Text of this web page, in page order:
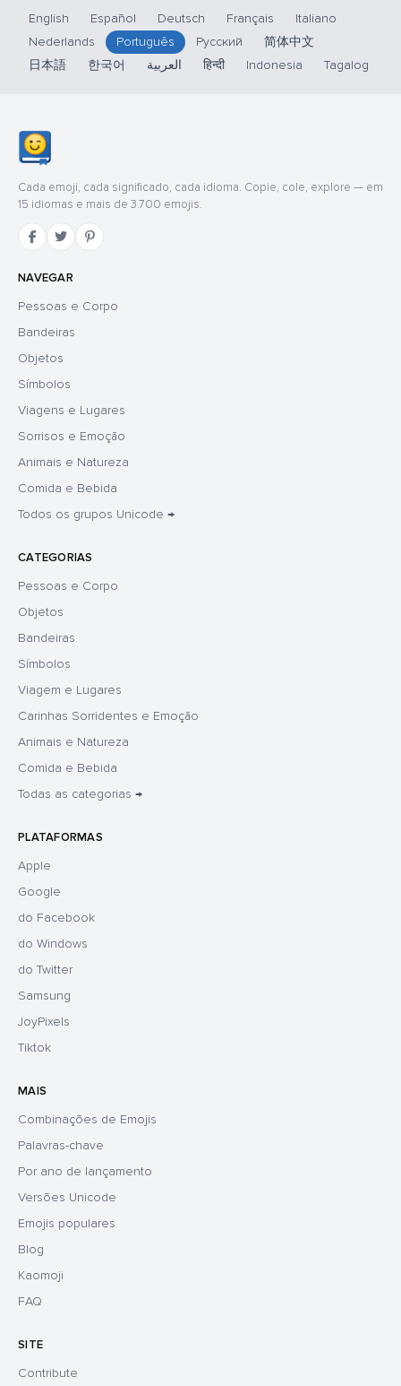
English Español Deutsch Français
Italiano
Nederlands
Português Русский
简体中文
日本語
한국어 العربية हिन्दी Indonesia Tagalog
Cada emoji, cada significado, cada idioma. Copie, cole, explore — em
15 idiomas e mais de 3.700 emojis.
NAVEGAR
Pessoas e Corpo
Bandeiras
Objetos
Símbolos
Viagens e Lugares
Sorrisos e Emoção
Animais e Natureza
Comida e Bebida
Todos os grupos Unicode →
CATEGORIAS
Pessoas e Corpo
Objetos
Bandeiras
Símbolos
Viagem e Lugares
Carinhas Sorridentes e Emoção
Animais e Natureza
Comida e Bebida
Todas as categorias →
PLATAFORMAS
Apple
Google
do Facebook
do Windows
do Twitter
Samsung
JoyPixels
Tiktok
MAIS
Combinações de Emojis
Palavras-chave
Por ano de lançamento
Versões Unicode
Emojis populares
Blog
Kaomoji
FAQ
SITE
Contribute